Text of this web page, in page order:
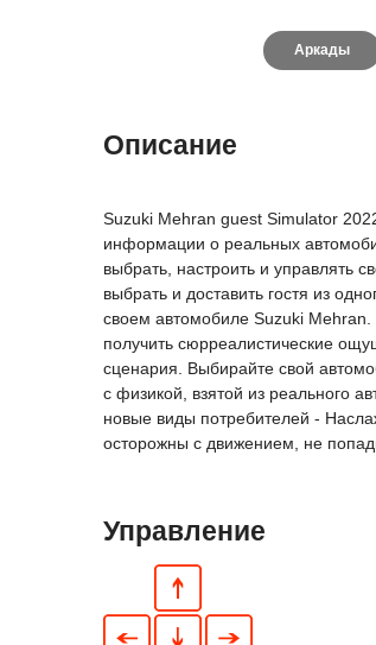
Аркады
Описание
Suzuki Mehran guest Simulator
информации о реальных
выбрать, настроить и управлять
выбрать и доставить гостя из
своем автомобиле Suzuki Mehran.
получить сюрреалистические
сценария. Выбирайте свой
с физикой, взятой из реального
новые виды потребителей -
осторожны с движением, не
Управление